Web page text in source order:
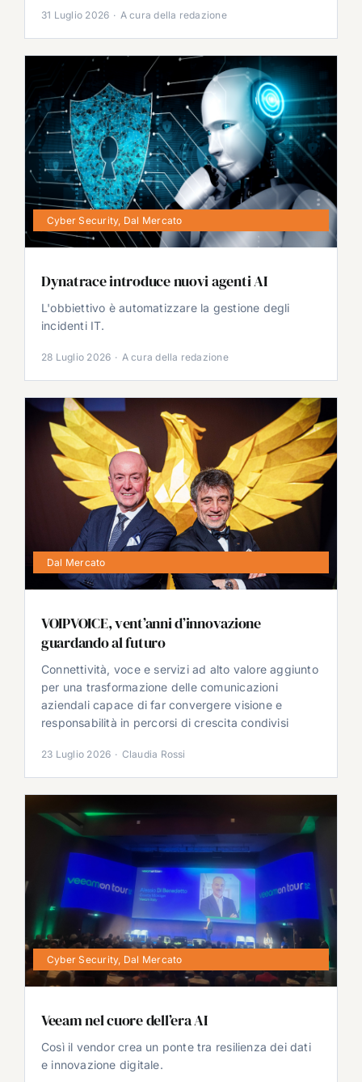
31 Luglio 2026 · A cura della redazione
Cyber Security, Dal Mercato
Dynatrace introduce nuovi agenti AI
L'obbiettivo è automatizzare la gestione degli
incidenti IT.
28 Luglio 2026 · A cura della redazione
Dal Mercato
VOIPVOICE, vent’anni d’innovazione
guardando al futuro
Connettività, voce e servizi ad alto valore aggiunto
per una trasformazione delle comunicazioni
aziendali capace di far convergere visione e
responsabilità in percorsi di crescita condivisi
23 Luglio 2026 · Claudia Rossi
Cyber Security, Dal Mercato
Veeam nel cuore dell’era AI
Così il vendor crea un ponte tra resilienza dei dati
e innovazione digitale.